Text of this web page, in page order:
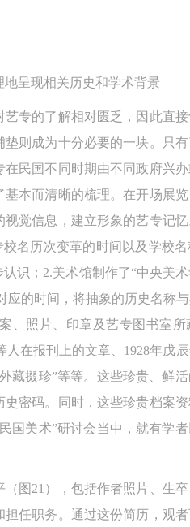
地呈现相关历史和学术背景
专的了解相对匮乏，因此直
则成为十分必要的一块。只
民国不同时期由不同政府兴
本而清晰的梳理。在开场展
觉信息，建立形象的艺专记
名历次变革的时间以及学校
识；2.美术馆制作了“中央美
的时间，将抽象的历史名称
、照片、印章及艺专图书室
人在报刊上的文章、1928年戊
藏掇珍”等等。这些珍贵、鲜
密码。同时，这些珍贵档案
国美术”研讨会当中，就有学
图21），包括作者照片、生
任职务。通过这份简历，观
维护美术馆场地及
应由参与活动者根据
应的法律责任和经济
导师、教师指导下进
及配套设备、设
何责任。
法通则》以及 最高人
问题的意见（试行）>
）的权利义务关
的使用达成如下一致
维护美术馆场地及
应由参与活动者根据
应的法律责任和经济
导师、教师指导下进
及配套设备、设
何责任。
法通则》以及 最高人
问题的意见（试行）>
）的权利义务关
的使用达成如下一致
维护美术馆场地及
应由参与活动者根据
应的法律责任和经济
导师、教师指导下进
及配套设备、设
何责任。
法通则》以及 最高人
问题的意见（试行）>
）的权利义务关
的使用达成如下一致